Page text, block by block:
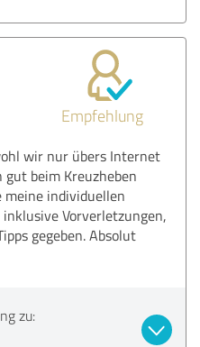
Empfehlung
wir nur übers Internet
beim Kreuzheben
individuellen
Vorverletzungen,
gegeben. Absolut
zu: